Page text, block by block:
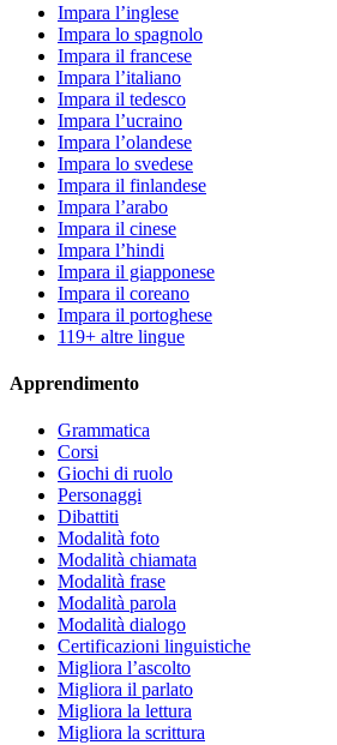
Impara l’inglese
Impara lo spagnolo
Impara il francese
Impara l’italiano
Impara il tedesco
Impara l’ucraino
Impara l’olandese
Impara lo svedese
Impara il finlandese
Impara l’arabo
Impara il cinese
Impara l’hindi
Impara il giapponese
Impara il coreano
Impara il portoghese
119+ altre lingue
Apprendimento
Grammatica
Corsi
Giochi di ruolo
Personaggi
Dibattiti
Modalità foto
Modalità chiamata
Modalità frase
Modalità parola
Modalità dialogo
Certificazioni linguistiche
Migliora l’ascolto
Migliora il parlato
Migliora la lettura
Migliora la scrittura